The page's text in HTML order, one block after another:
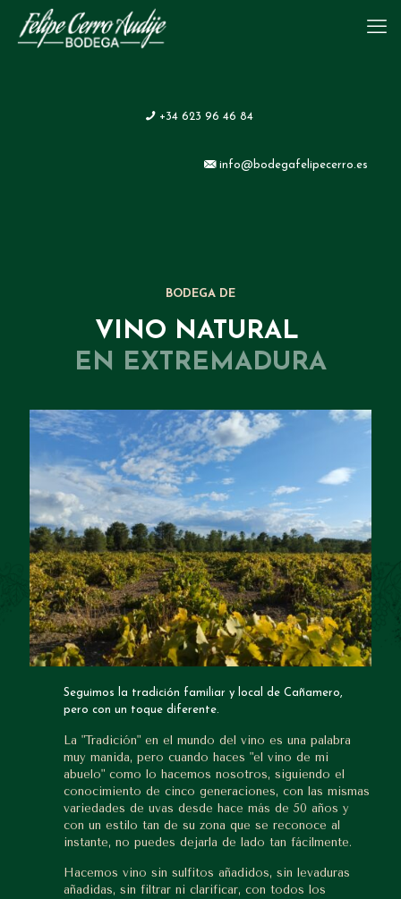
+34 623 96 46 84
info@bodegafelipecerro.es
BODEGA DE
VINO NATURAL
EN EXTREMADURA
Seguimos la tradición familiar y local de Cañamero,
pero con un toque diferente.
La "Tradición" en el mundo del vino es una palabra
muy manida, pero cuando haces "el vino de mi
abuelo" como lo hacemos nosotros, siguiendo el
conocimiento de cinco generaciones, con las mismas
variedades de uvas desde hace más de 50 años y
con un estilo tan de su zona que se reconoce al
instante, no puedes dejarla de lado tan fácilmente.
Hacemos vino sin sulfitos añadidos, sin levaduras
añadidas, sin filtrar ni clarificar, con todos los